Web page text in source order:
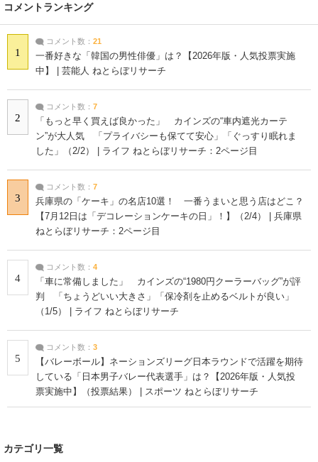
コメントランキング
1
コメント数： 21
一番好きな「韓国の男性俳優」は？【2026年版・人気投票実施
中】 | 芸能人 ねとらぼリサーチ
2
コメント数： 7
「もっと早く買えば良かった」 カインズの“車内遮光カーテ
ン”が大人気 「プライバシーも保てて安心」「ぐっすり眠れま
した」（2/2） | ライフ ねとらぼリサーチ：2ページ目
3
コメント数： 7
兵庫県の「ケーキ」の名店10選！ 一番うまいと思う店はどこ？
【7月12日は「デコレーションケーキの日」！】（2/4） | 兵庫県
ねとらぼリサーチ：2ページ目
4
コメント数： 4
「車に常備しました」 カインズの“1980円クーラーバッグ”が評
判 「ちょうどいい大きさ」「保冷剤を止めるベルトが良い」
（1/5） | ライフ ねとらぼリサーチ
5
コメント数： 3
【バレーボール】ネーションズリーグ日本ラウンドで活躍を期待
している「日本男子バレー代表選手」は？【2026年版・人気投
票実施中】（投票結果） | スポーツ ねとらぼリサーチ
カテゴリ一覧